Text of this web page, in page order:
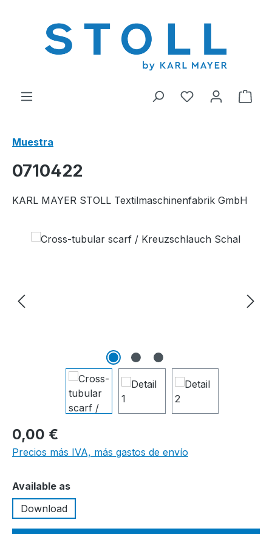
Tienes 0 El
Muestra
0710422
KARL MAYER STOLL Textilmaschinenfabrik GmbH
Omitir galería de imágenes
0,00 €
Precios más IVA, más gastos de envío
Seleccione
Available as
Download